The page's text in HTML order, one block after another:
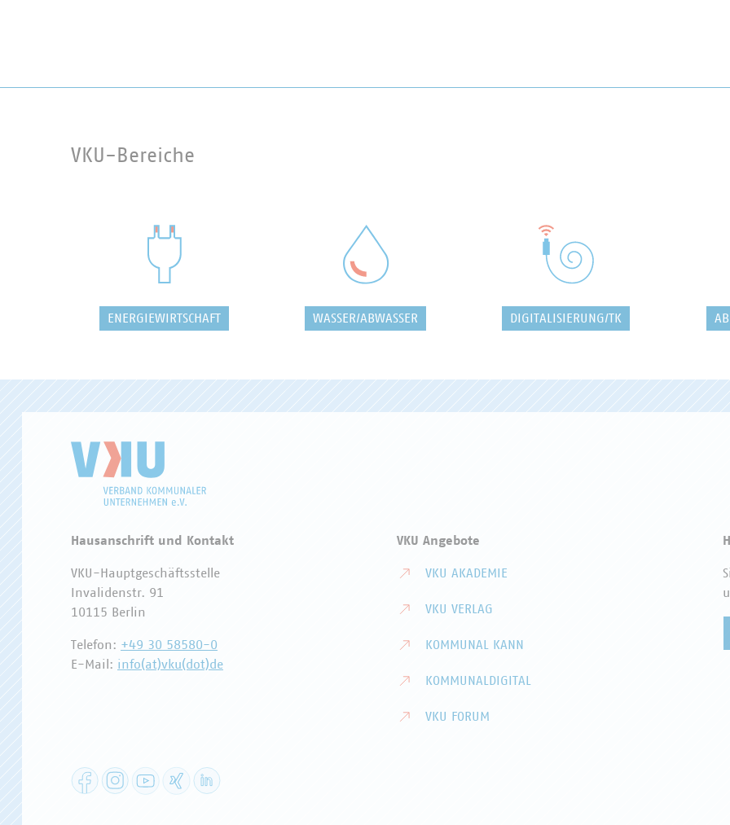
VKU-Bereiche
ENERGIEWIRTSCHAFT WASSER/ABWASSER DIGITALISIERUNG/TK
Hausanschrift und Kontakt
VKU-Hauptgeschäftsstelle
Invalidenstr. 91
10115 Berlin
Telefon: +49 30 58580-0
E-Mail: info(at)vku(dot)de
VKU Angebote
VKU AKADEMIE
VKU VERLAG
KOMMUNAL KANN
KOMMUNALDIGITAL
VKU FORUM
FacebookInstagramYouTube XING